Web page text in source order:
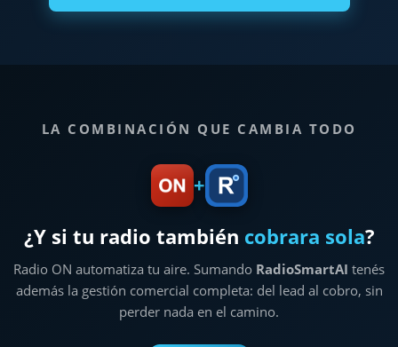
LA COMBINACIÓN QUE CAMBIA TODO
+
¿Y si tu radio también cobrara sola?
Radio ON automatiza tu aire. Sumando RadioSmartAI tenés
además la gestión comercial completa: del lead al cobro, sin
perder nada en el camino.